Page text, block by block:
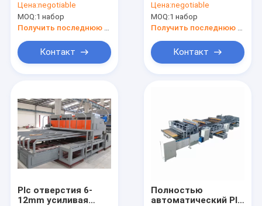
Цена:negotiable
MOQ:1 набор
Контакт
аппарата сетки
стального прута
12mm Semi
Цена:negotiable
MOQ:1 набор
Контакт
Plc отверстия 6-
12mm усиливая
Полностью
автоматический Plc